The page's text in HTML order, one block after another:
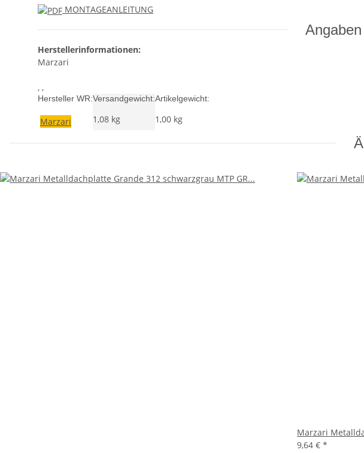
MONTAGEANLEITUNG
Herstellerinformationen:
Marzari
, ,
Hersteller WR:
Marzari
Versandgewicht:
1,08 kg
Artikelgewicht:
1,00 kg
Marzari
9,64 € *